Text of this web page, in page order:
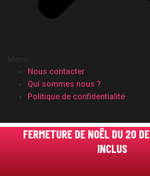
Menu
Nous contacter
Qui sommes nous ?
Politique de confidentialité
FERMETURE DE NOËL DU 20
INCLUS